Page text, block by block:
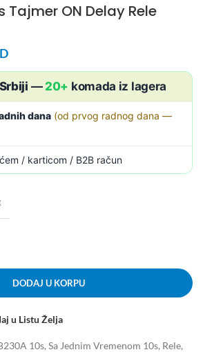
Tajmer ON Delay Rele
—20+ komada iz lagera
dana (od prvog radnog dana —
/ karticom / B2B račun
DODAJ U KORPU
u Listu Želja
10s, Sa Jednim Vremenom 10s, Rele,